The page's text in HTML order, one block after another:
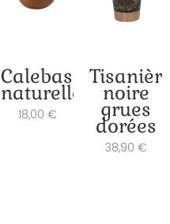
Calebasse
naturelle
18,00 €
noire
grues
dorées
38,90 €